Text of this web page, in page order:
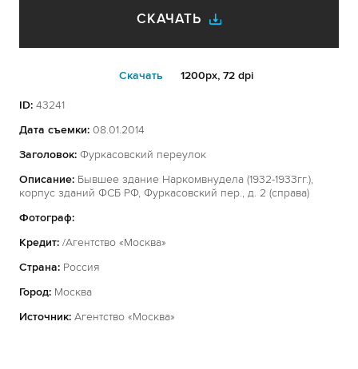
СКАЧАТЬ
Cкачать 1200px, 72 dpi
ID: 43241
Дата съемки: 08.01.2014
Заголовок: Фуркасовский переулок
Описание: Бывшее здание Наркомвнудела (1932-1933гг.),
корпус зданий ФСБ РФ, Фуркасовский пер., д. 2 (справа)
Фотограф:
Кредит: /Агентство «Москва»
Страна: Россия
Город: Москва
Источник: Агентство «Москва»